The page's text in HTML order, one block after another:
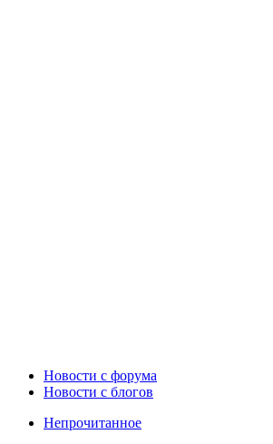
Новости c форума
Новости с блогов
Непрочитанное